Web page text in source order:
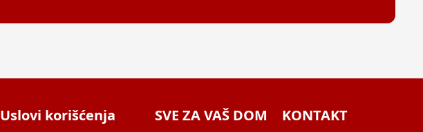
Uslovi korišćenja SVE ZA VAŠ DOM KONTAKT